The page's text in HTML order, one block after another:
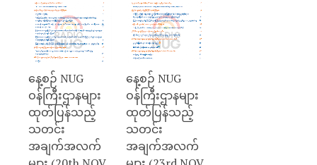
နေ့စဉ် NUG
ဝန်ကြီးဌာနများ
ထုတ်ပြန်သည့်
သတင်း
အချက်အလက်
နေ့စဉ် NUG
ဝန်ကြီးဌာနများ
ထုတ်ပြန်သည့်
သတင်း
အချက်အလက်